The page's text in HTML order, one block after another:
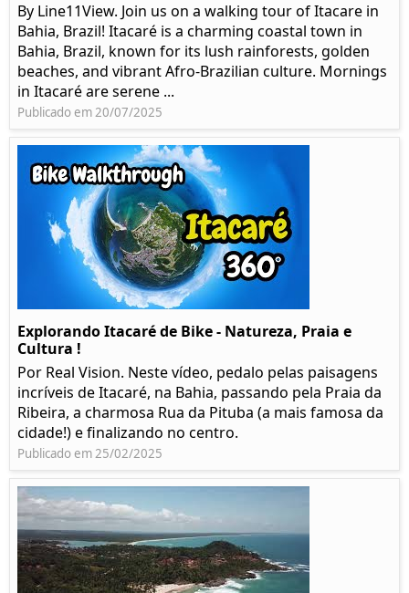
By Line11View. Join us on a walking tour of Itacare in
Bahia, Brazil! Itacaré is a charming coastal town in
Bahia, Brazil, known for its lush rainforests, golden
beaches, and vibrant Afro-Brazilian culture. Mornings
in Itacaré are serene ...
Publicado em 20/07/2025
Explorando Itacaré de Bike - Natureza, Praia e
Cultura !
Por Real Vision. Neste vídeo, pedalo pelas paisagens
incríveis de Itacaré, na Bahia, passando pela Praia da
Ribeira, a charmosa Rua da Pituba (a mais famosa da
cidade!) e finalizando no centro.
Publicado em 25/02/2025